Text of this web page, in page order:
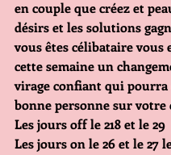
en couple que créez et
désirs et les solutions
vous êtes célibataire vous
cette semaine un
virage confiant qui
bonne personne sur votre
Les jours off le 218 et le 29
Les jours on le 26 et le 27